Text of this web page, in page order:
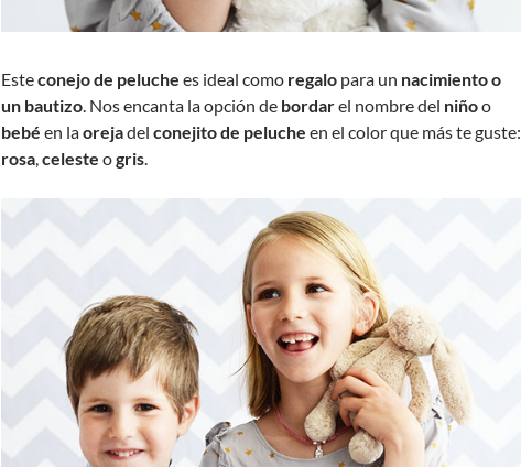
Esteconejo de peluche es ideal como regalo para un nacimiento o
un bautizo. Nos encanta la opción de bordarel nombredel niñoo
bebé en laorejadel conejito de peluche en el color que más te guste:
rosa,celeste ogris.